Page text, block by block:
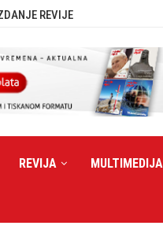
REVIJE
REVIJA MULTIMEDIJA